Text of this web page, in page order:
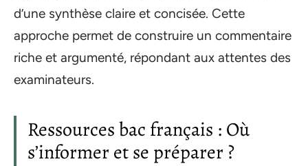
d’une synthèse claire et concisée. Cette
approche permet de construire un commentaire
riche et argumenté, répondant aux attentes des
examinateurs.
Ressources bac français : Où
s’informer et se préparer ?